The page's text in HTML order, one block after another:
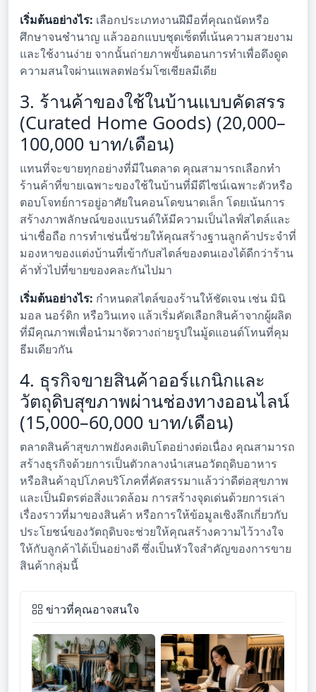
เริ่มต้นอย่างไร: เลือกประเภทงานฝีมือที่คุณถนัดหรือ
ศึกษาจนชำนาญ แล้วออกแบบชุดเซ็ตที่เน้นความสวยงาม
และใช้งานง่าย จากนั้นถ่ายภาพขั้นตอนการทำเพื่อดึงดูด
ความสนใจผ่านแพลตฟอร์มโซเชียลมีเดีย
3. ร้านค้าของใช้ในบ้านแบบคัดสรร
(Curated Home Goods) (20,000–
100,000 บาท/เดือน)
แทนที่จะขายทุกอย่างที่มีในตลาด คุณสามารถเลือกทำ
ร้านค้าที่ขายเฉพาะของใช้ในบ้านที่มีดีไซน์เฉพาะตัวหรือ
ตอบโจทย์การอยู่อาศัยในคอนโดขนาดเล็ก โดยเน้นการ
สร้างภาพลักษณ์ของแบรนด์ให้มีความเป็นไลฟ์สไตล์และ
น่าเชื่อถือ การทำเช่นนี้ช่วยให้คุณสร้างฐานลูกค้าประจำที่
มองหาของแต่งบ้านที่เข้ากับสไตล์ของตนเองได้ดีกว่าร้าน
ค้าทั่วไปที่ขายของคละกันไปมา
เริ่มต้นอย่างไร: กำหนดสไตล์ของร้านให้ชัดเจน เช่น มินิ
มอล นอร์ดิก หรือวินเทจ แล้วเริ่มคัดเลือกสินค้าจากผู้ผลิต
ที่มีคุณภาพเพื่อนำมาจัดวางถ่ายรูปในมู้ดแอนด์โทนที่คุม
ธีมเดียวกัน
4. ธุรกิจขายสินค้าออร์แกนิกและ
วัตถุดิบสุขภาพผ่านช่องทางออนไลน์
(15,000–60,000 บาท/เดือน)
ตลาดสินค้าสุขภาพยังคงเติบโตอย่างต่อเนื่อง คุณสามารถ
สร้างธุรกิจด้วยการเป็นตัวกลางนำเสนอวัตถุดิบอาหาร
หรือสินค้าอุปโภคบริโภคที่คัดสรรมาแล้วว่าดีต่อสุขภาพ
และเป็นมิตรต่อสิ่งแวดล้อม การสร้างจุดเด่นด้วยการเล่า
เรื่องราวที่มาของสินค้า หรือการให้ข้อมูลเชิงลึกเกี่ยวกับ
ประโยชน์ของวัตถุดิบจะช่วยให้คุณสร้างความไว้วางใจ
ให้กับลูกค้าได้เป็นอย่างดี ซึ่งเป็นหัวใจสำคัญของการขาย
สินค้ากลุ่มนี้
ข่าวที่คุณอาจสนใจ